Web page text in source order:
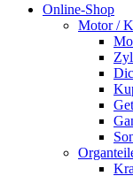
Online-Shop
Motor /